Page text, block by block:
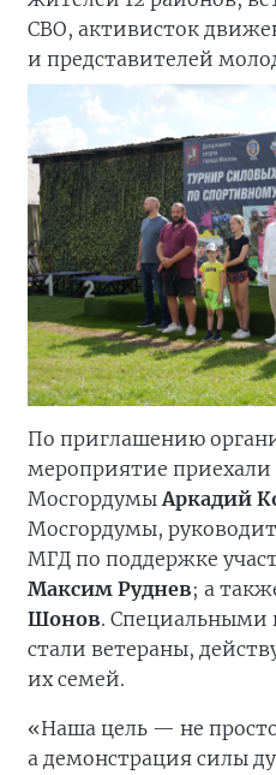
СВО, активисток
и представителей
По приглашению
мероприятие приехали
МосгордумыАркадий
Мосгордумы,
МГД по поддержке
Максим Руднев; а
Шонов. Специальными
стали ветераны,
их семей.
«Наша цель — не
а демонстрация силы